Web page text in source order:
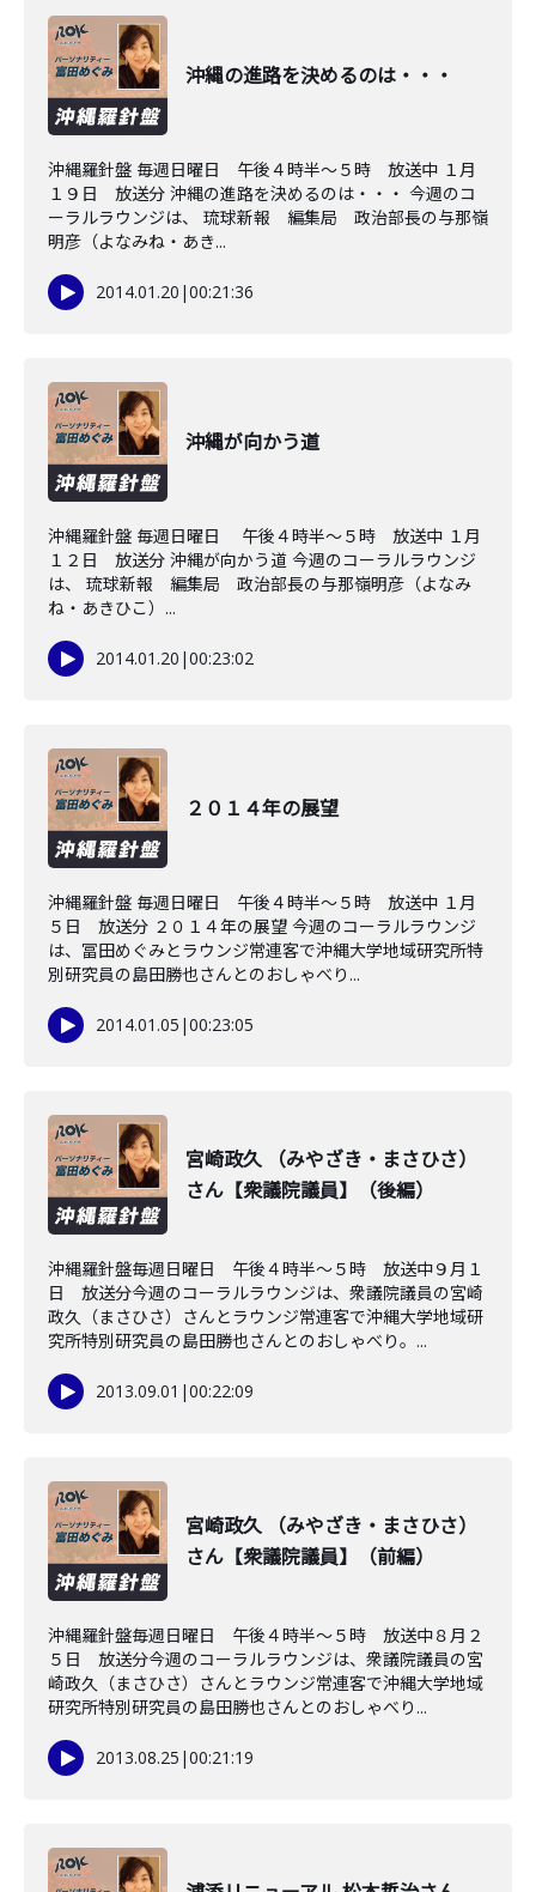
沖縄の進路を決めるのは・・・
沖縄羅針盤 毎週日曜日 午後４時半～５時 放送中 １月
１９日 放送分 沖縄の進路を決めるのは・・・ 今週のコ
ーラルラウンジは、 琉球新報 編集局 政治部長の与那嶺
明彦（よなみね・あき...
2014.01.20 |00:21:36
沖縄が向かう道
沖縄羅針盤 毎週日曜日 午後４時半～５時 放送中 １月
１２日 放送分 沖縄が向かう道 今週のコーラルラウンジ
は、 琉球新報 編集局 政治部長の与那嶺明彦（よなみ
ね・あきひこ）...
2014.01.20 |00:23:02
２０１４年の展望
沖縄羅針盤 毎週日曜日 午後４時半〜５時 放送中 １月
５日 放送分 ２０１４年の展望 今週のコーラルラウンジ
は、冨田めぐみとラウンジ常連客で沖縄大学地域研究所特
別研究員の島田勝也さんとのおしゃべり...
2014.01.05 |00:23:05
宮崎政久 （みやざき・まさひさ）
さん【衆議院議員】（後編）
沖縄羅針盤毎週日曜日 午後４時半～５時 放送中９月１
日 放送分今週のコーラルラウンジは、衆議院議員の宮崎
政久（まさひさ）さんとラウンジ常連客で沖縄大学地域研
究所特別研究員の島田勝也さんとのおしゃべり。...
2013.09.01 |00:22:09
宮崎政久 （みやざき・まさひさ）
さん【衆議院議員】（前編）
沖縄羅針盤毎週日曜日 午後４時半～５時 放送中８月２
５日 放送分今週のコーラルラウンジは、衆議院議員の宮
崎政久（まさひさ）さんとラウンジ常連客で沖縄大学地域
研究所特別研究員の島田勝也さんとのおしゃべり...
2013.08.25 |00:21:19